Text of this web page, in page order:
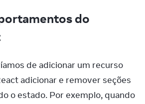
do
de adicionar um recurso
adicionar e remover seções
o estado. Por exemplo, quando